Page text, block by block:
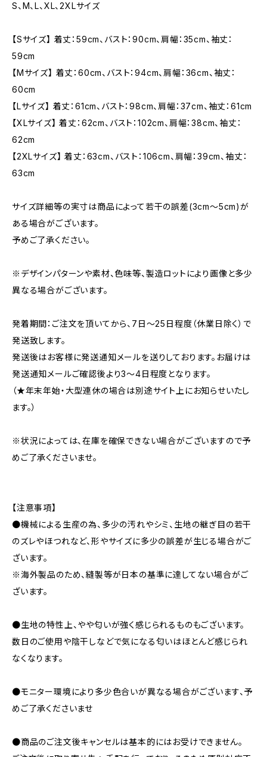
S、M、L、XL、2XLサイズ
【Sサイズ】 着丈：59cm、バスト：90cm、肩幅：35cm、袖丈：
59cm
【Mサイズ】 着丈：60cm、バスト：94cm、肩幅：36cm、袖丈：
60cm
【Lサイズ】 着丈：61cm、バスト：98cm、肩幅：37cm、袖丈：61cm
【XLサイズ】 着丈：62cm、バスト：102cm、肩幅：38cm、袖丈：
62cm
【2XLサイズ】 着丈：63cm、バスト：106cm、肩幅：39cm、袖丈：
63cm
サイズ詳細等の実寸は商品によって若干の誤差(3cm〜5cm)が
ある場合がございます。
予めご了承ください。
※デザインパターンや素材、色味等、製造ロットにより画像と多少
異なる場合がございます。
発着期間：ご注文を頂いてから、7日〜25日程度（休業日除く）で
発送致します。
発送後はお客様に発送通知メールを送りしております。お届けは
発送通知メールご確認後より3〜4日程度となります。
（★年末年始・大型連休の場合は別途サイト上にお知らせいたし
ます。）
※状況によっては、在庫を確保できない場合がございますので予
めご了承くださいませ。
【注意事項】
●機械による生産の為、多少の汚れやシミ、生地の継ぎ目の若干
のズレやほつれなど、形やサイズに多少の誤差が生じる場合がご
ざいます。
※海外製品のため、縫製等が日本の基準に達してない場合がご
ざいます。
●生地の特性上、やや匂いが強く感じられるものもございます。
数日のご使用や陰干しなどで気になる匂いはほとんど感じられ
なくなります。
●モニター環境により多少色合いが異なる場合がございます、予
めご了承くださいませ
●商品のご注文後キャンセルは基本的にはお受けできません。